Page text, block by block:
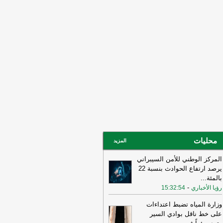
محليات المزيد
المركز الوطني للأمن السيبراني
يرصد ارتفاع الحوادث بنسبة 22
بالمئة...
رؤيا الأخباري -
15:32:54
وزارة المياه تضبط اعتداءات
على خط ناقل بوادي السير